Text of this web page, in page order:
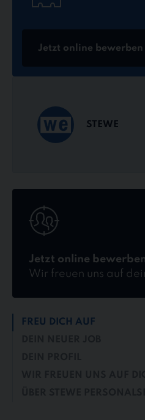
Jetzt online bewerben
STEWE
Jetzt online
Wir freuen uns auf
online
bewerben
FREU DICH AUF